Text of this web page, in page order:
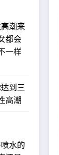
潮来
都会
一样
到三
高潮
水的